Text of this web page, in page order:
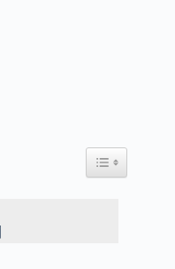
Toggle Table of